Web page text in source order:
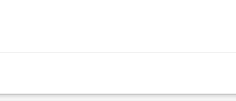
obiektów inżynieryjnych. Przygotowywanie